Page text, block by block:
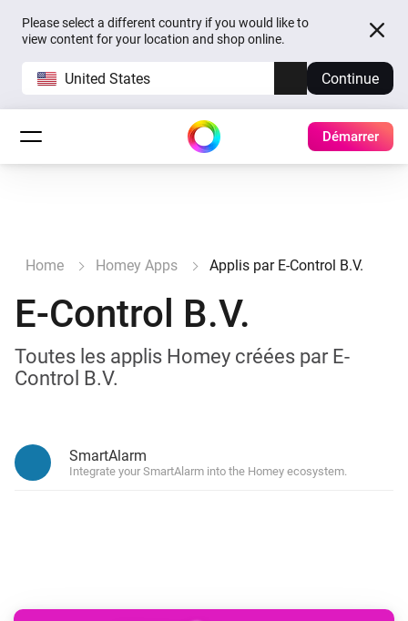
Please select a different country if you would like to
view content for your location and shop online.
United States Continue
Démarrer
Home Homey Apps Applis par E-Control B.V.
E-Control B.V.
Toutes les applis Homey créées par E-
Control B.V.
SmartAlarm
Integrate your SmartAlarm into the Homey ecosystem.